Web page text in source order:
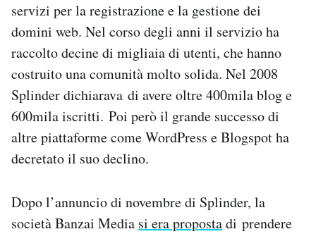
Area Personale
Newsletter
Notifiche mobile
Regala il Post
Hai bisogno di aiuto?
servizi per la registrazione e la gestione dei
domini web. Nel corso degli anni il servizio ha
raccolto decine di migliaia di utenti, che hanno
costruito una comunità molto solida. Nel 2008
Splinder dichiarava di avere oltre 400mila blog e
600mila iscritti. Poi però il grande successo di
altre piattaforme come WordPress e Blogspot ha
decretato il suo declino.
Dopo l’annuncio di novembre di Splinder, la
società Banzai Media si era propostadi prendere